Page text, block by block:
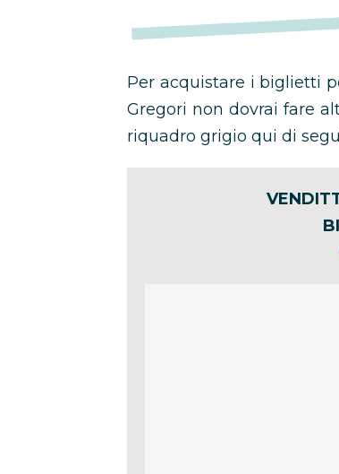
Per acquistare i biglietti
Gregori non dovrai fare
riquadro grigio qui di